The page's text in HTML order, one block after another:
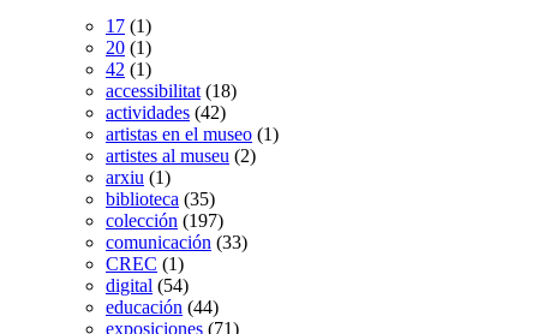
17 (1)
20 (1)
42 (1)
accessibilitat (18)
actividades (42)
artistas en el museo (1)
artistes al museu (2)
arxiu (1)
biblioteca (35)
colección (197)
comunicación (33)
CREC (1)
digital (54)
educación (44)
exposiciones (71)